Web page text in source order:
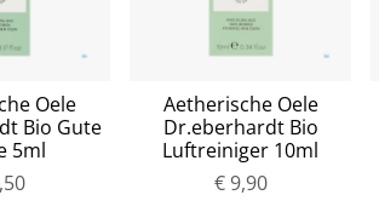
Oele
Bio Gute
5ml
Aetherische Oele
Dr.eberhardt Bio
Luftreiniger 10ml
€ 9,90